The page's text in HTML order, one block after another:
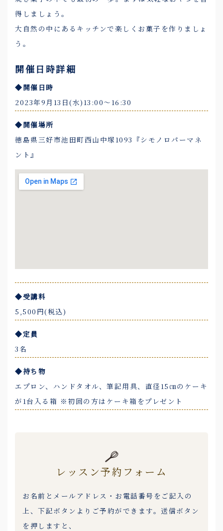
得しましょう。
大自然の中にあるキッチンで楽しくお菓子を作りましょ
う。
開催日時詳細
◆開催日時
2023年9月13日(水)13:00〜16:30
◆開催場所
徳島県三好市池田町西山中塚1093『シモノロパーマネ
ント』
◆受講料
5,500円(税込)
◆定員
3名
◆持ち物
エプロン、ハンドタオル、筆記用具、直径15㎝のケーキ
が1台入る箱 ※初回の方はケーキ箱をプレゼント
レッスン予約フォーム
お名前とメールアドレス・お電話番号をご記入の
上、下記ボタンよりご予約ができます。送信ボタン
を押しますと、